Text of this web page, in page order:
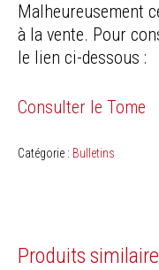
Malheureusement
à la vente. Pour
le lien ci-dessous :
Consulter le Tome
Catégorie : Bulletins
Produits